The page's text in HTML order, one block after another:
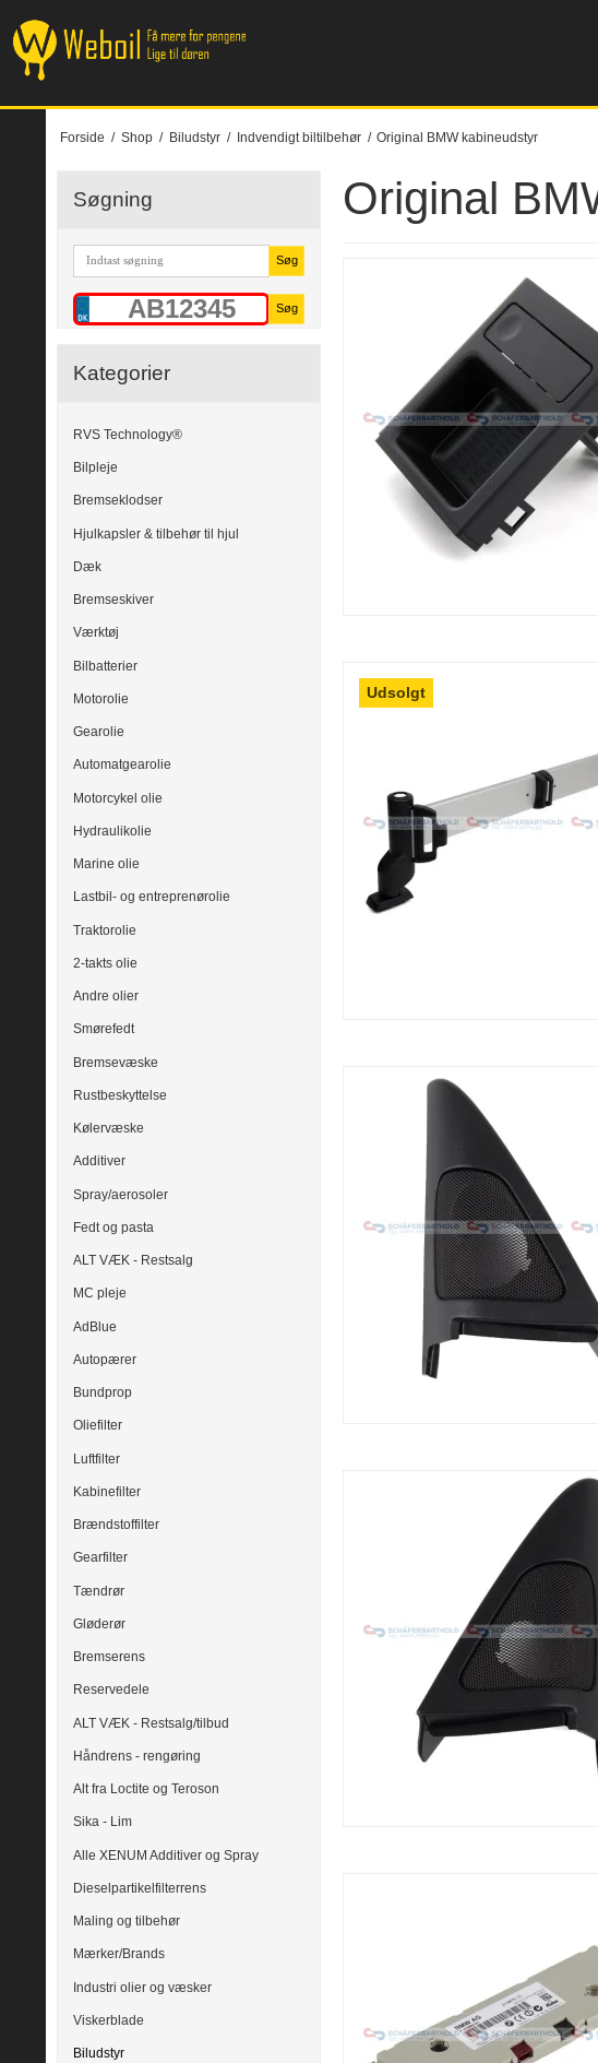
Forside / Shop / Biludstyr / Indvendigt biltilbehør / Original BMW kabineudstyr
Søgning
Søg
Søg
Kategorier
RVS Technology®
Bilpleje
Bremseklodser
Hjulkapsler & tilbehør til hjul
Dæk
Bremseskiver
Værktøj
Bilbatterier
Motorolie
Gearolie
Automatgearolie
Motorcykel olie
Hydraulikolie
Marine olie
Lastbil- og entreprenørolie
Traktorolie
2-takts olie
Andre olier
Smørefedt
Bremsevæske
Rustbeskyttelse
Kølervæske
Additiver
Spray/aerosoler
Fedt og pasta
ALT VÆK - Restsalg
MC pleje
AdBlue
Autopærer
Bundprop
Oliefilter
Luftfilter
Kabinefilter
Brændstoffilter
Gearfilter
Tændrør
Gløderør
Bremserens
Reservedele
ALT VÆK - Restsalg/tilbud
Håndrens - rengøring
Alt fra Loctite og Teroson
Sika - Lim
Alle XENUM Additiver og Spray
Dieselpartikelfilterrens
Maling og tilbehør
Mærker/Brands
Industri olier og væsker
Viskerblade
Biludstyr
Original
Udsolgt